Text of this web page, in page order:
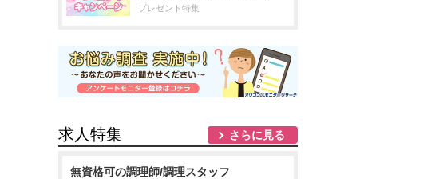
プレゼント特集
求人特集 さらに見る
無資格可の調理師/調理スタッフ